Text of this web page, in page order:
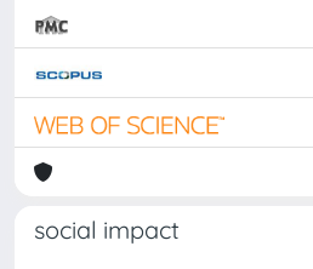
social impact